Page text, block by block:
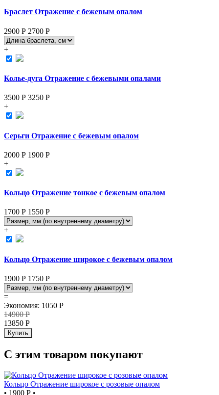
Браслет Отражение с бежевым опалом
2900 Р 2700 Р
+
Колье-дуга Отражение с бежевыми опалами
3500 Р 3250 Р
+
Серьги Отражение с бежевым опалом
2000 Р 1900 Р
+
Кольцо Отражение тонкое с бежевым опалом
1700 Р 1550 Р
+
Кольцо Отражение широкое с бежевым опалом
1900 Р 1750 Р
=
Экономия: 1050 Р
14900Р
13850 Р
Купить
С этим товаром покупают
Кольцо Отражение широкое с розовые опалом
• 1900 Р •